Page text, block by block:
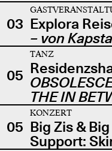
03 Explora
– von
05
TANZ
THE IN
05
KONZERT
Big Zis &
Support: